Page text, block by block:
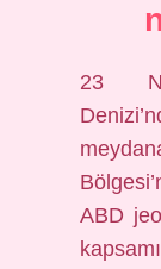
23
ABD